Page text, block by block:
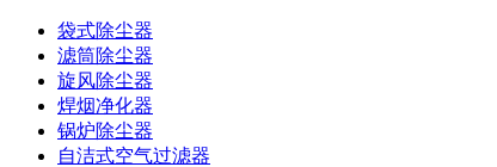
袋式除尘器
滤筒除尘器
旋风除尘器
焊烟净化器
锅炉除尘器
自洁式空气过滤器